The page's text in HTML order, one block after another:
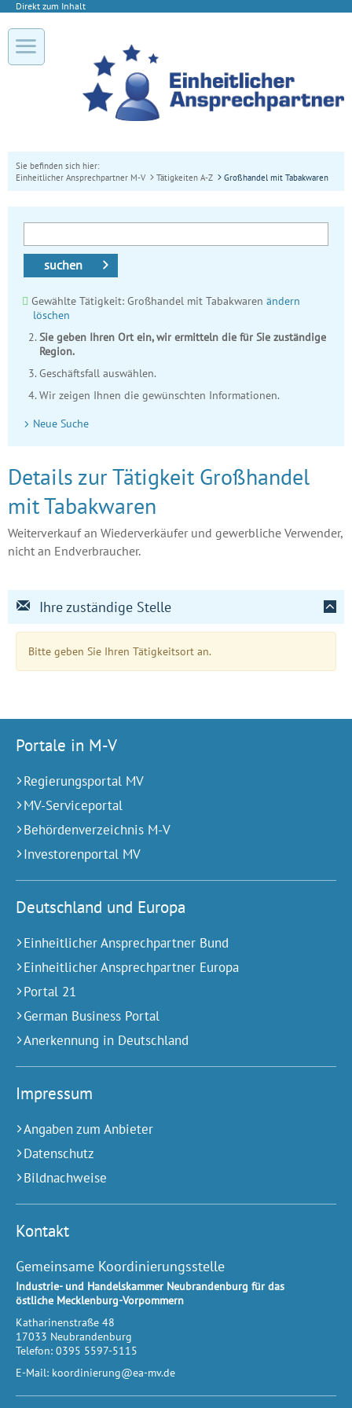
Direkt zum Inhalt
Sie befinden sich hier:
Einheitlicher Ansprechpartner M-V
Tätigkeiten A-Z Großhandel mit Tabakwaren
suchen
Gewählte Tätigkeit: Großhandel mit Tabakwaren ändern
löschen
Sie geben Ihren Ort ein, wir ermitteln die für Sie zuständige
Region.
Geschäftsfall auswählen.
Wir zeigen Ihnen die gewünschten Informationen.
Neue Suche
Details zur Tätigkeit Großhandel
mit Tabakwaren
Weiterverkauf an Wiederverkäufer und gewerbliche Verwender,
nicht an Endverbraucher.
Ihre zuständige Stelle
Bitte geben Sie Ihren Tätigkeitsort an.
Portale in M-V
Regierungsportal MV
MV-Serviceportal
Behördenverzeichnis M-V
Investorenportal MV
Deutschland und Europa
Einheitlicher Ansprechpartner Bund
Einheitlicher Ansprechpartner Europa
Portal 21
German Business Portal
Anerkennung in Deutschland
Impressum
Angaben zum Anbieter
Datenschutz
Bildnachweise
Kontakt
Gemeinsame Koordinierungsstelle
Industrie- und Handelskammer Neubrandenburg für das
östliche Mecklenburg-Vorpommern
Katharinenstraße 48
17033 Neubrandenburg
Telefon: 0395 5597-5115
E-Mail: koordinierung@ea-mv.de